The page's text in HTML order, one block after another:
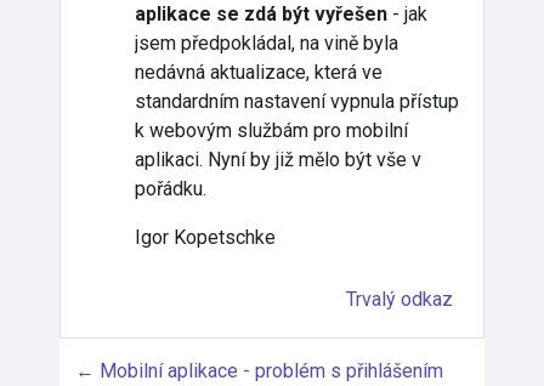
aplikace se zdá být vyřešen - jak
jsem předpokládal, na vině byla
nedávná aktualizace, která ve
standardním nastavení vypnula přístup
k webovým službám pro mobilní
aplikaci. Nyní by již mělo být vše v
pořádku.
Igor Kopetschke
Trvalý odkaz
← Mobilní aplikace - problém s přihlášením